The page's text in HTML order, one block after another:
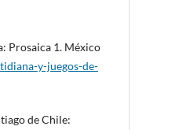
Prosaica 1. México
y-juegos-de-
de Chile: